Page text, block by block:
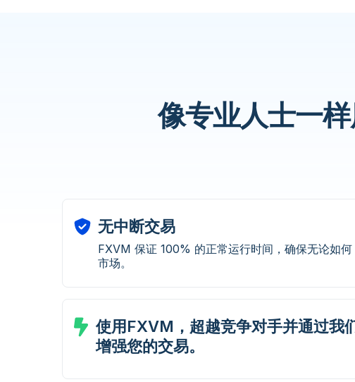
像专业人士一
无中断交易
FXVM 保证 100% 的正常运行时间，确保无论如
市场。
使用FXVM，超越竞争对手并通过我
增强您的交易。